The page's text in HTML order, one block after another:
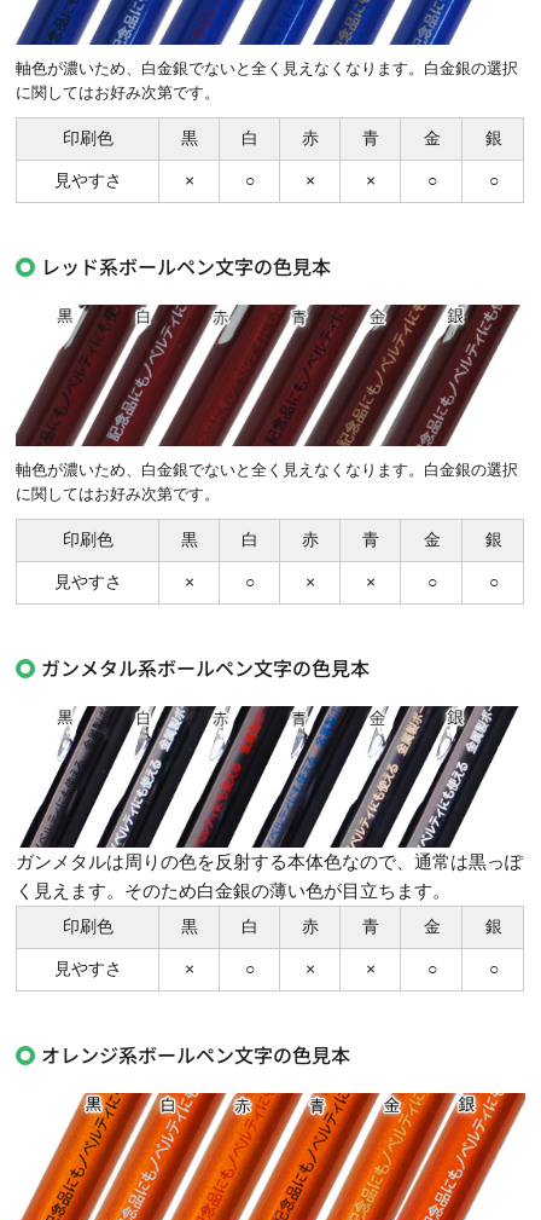
軸色が濃いため、白金銀でないと全く見えなくなります。白金銀の選択
に関してはお好み次第です。
印刷色 黒 白 赤 青 金 銀
見やすさ × ○ × × ○ ○
レッド系ボールペン文字の色見本
軸色が濃いため、白金銀でないと全く見えなくなります。白金銀の選択
に関してはお好み次第です。
印刷色 黒 白 赤 青 金 銀
見やすさ × ○ × × ○ ○
ガンメタル系ボールペン文字の色見本
ガンメタルは周りの色を反射する本体色なので、通常は黒っぽ
く見えます。そのため白金銀の薄い色が目立ちます。
印刷色 黒 白 赤 青 金 銀
見やすさ × ○ × × ○ ○
オレンジ系ボールペン文字の色見本